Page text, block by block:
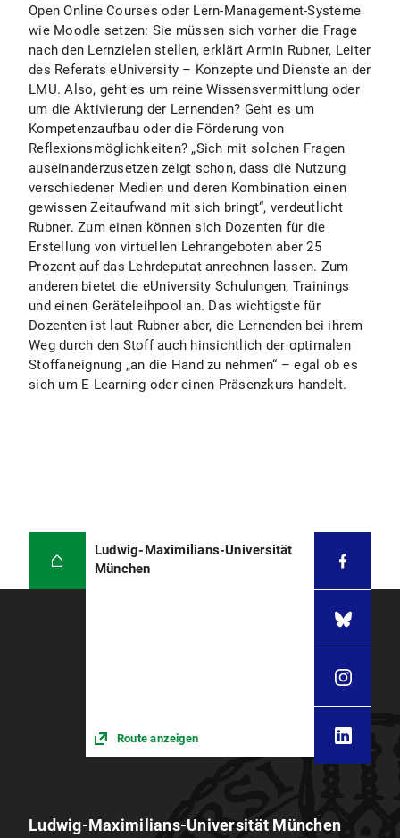
Open Online Courses oder Lern-Management-Systeme
wie Moodle setzen: Sie müssen sich vorher die Frage
nach den Lernzielen stellen, erklärt Armin Rubner, Leiter
des Referats eUniversity – Konzepte und Dienste an der
LMU. Also, geht es um reine Wissensvermittlung oder
um die Aktivierung der Lernenden? Geht es um
Kompetenzaufbau oder die Förderung von
Reflexionsmöglichkeiten? „Sich mit solchen Fragen
auseinanderzusetzen zeigt schon, dass die Nutzung
verschiedener Medien und deren Kombination einen
gewissen Zeitaufwand mit sich bringt“, verdeutlicht
Rubner. Zum einen können sich Dozenten für die
Erstellung von virtuellen Lehrangeboten aber 25
Prozent auf das Lehrdeputat anrechnen lassen. Zum
anderen bietet die eUniversity Schulungen, Trainings
und einen Geräteleihpool an. Das wichtigste für
Dozenten ist laut Rubner aber, die Lernenden bei ihrem
Weg durch den Stoff auch hinsichtlich der optimalen
Stoffaneignung „an die Hand zu nehmen“ – egal ob es
sich um E-Learning oder einen Präsenzkurs handelt.
Ludwig-Maximilians-Universität
München
Route anzeigen
Ludwig-Maximilians-Universität München